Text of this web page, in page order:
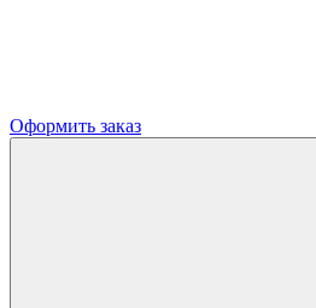
Оформить заказ